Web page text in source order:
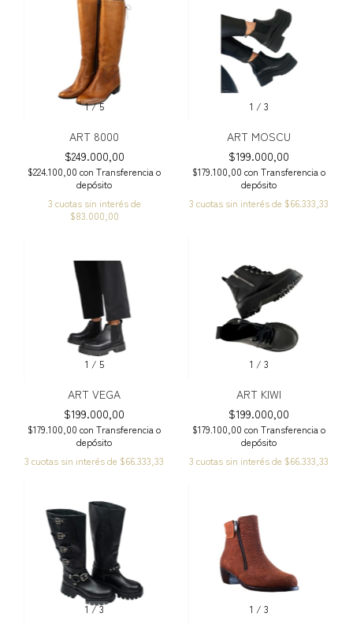
1/5
ART 8000
$249.000,00
$224.100,00 con Transferencia o
depósito
3 cuotas sin interés de
$83.000,00
1 / 3
ART MOSCU
$199.000,00
$179.100,00 con Transferencia o
depósito
3 cuotas sin interés de $66.333,33
1 / 5
ART VEGA
$199.000,00
$179.100,00 con Transferencia o
depósito
3 cuotas sin interés de $66.333,33
1 / 3
ART KIWI
$199.000,00
$179.100,00 con Transferencia o
depósito
3 cuotas sin interés de $66.333,33
1/3 1 / 3